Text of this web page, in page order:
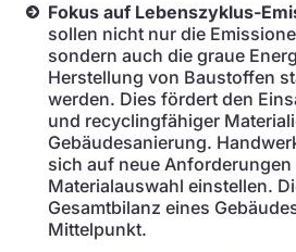
Fokus auf Lebenszyklus-
sollen nicht nur die
sondern auch die graue
Herstellung von Baustoffen
werden. Dies fördert den
und recyclingfähiger
Gebäudesanierung.
sich auf neue Anforderungen
Materialauswahl einstellen.
Gesamtbilanz eines
Mittelpunkt.